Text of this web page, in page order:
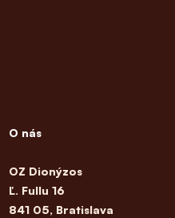
O nás
OZ Dionýzos
Ľ. Fullu 16
841 05, Bratislava